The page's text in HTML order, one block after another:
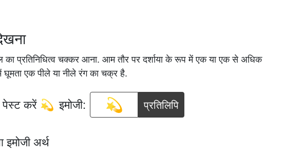
का प्रतिनिधित्व चक्कर आना. आम तौर पर दर्शाया के रूप में एक या एक से अधिक
घूमता एक पीले या नीले रंग का चक्र है.
पेस्ट करें 💫 इमोजी: प्रतिलिपि
इमोजी अर्थ